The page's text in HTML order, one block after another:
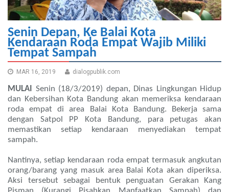
Senin Depan, Ke Balai Kota
Kendaraan Roda Empat Wajib Miliki
Tempat Sampah
MAR 16, 2019 dialogpublik.com
MULAI
Senin (18/3/2019) depan, Dinas Lingkungan Hidup
dan Kebersihan Kota Bandung akan memeriksa kendaraan
roda empat di area Balai Kota Bandung. Bekerja sama
dengan Satpol PP Kota Bandung, para petugas akan
memastikan setiap kendaraan menyediakan tempat
sampah.
Nantinya, setiap kendaraan roda empat termasuk angkutan
orang/barang yang masuk area Balai Kota akan diperiksa.
Aksi tersebut sebagai bentuk penguatan Gerakan Kang